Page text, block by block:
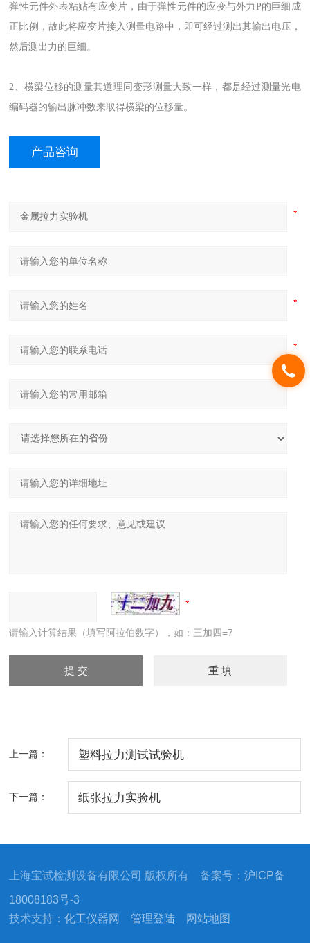
弹性元件外表粘贴有应变片，由于弹性元件的应变与外力P的巨细成
正比例，故此将应变片接入测量电路中，即可经过测出其输出电压，
然后测出力的巨细。
2、横梁位移的测量其道理同变形测量大致一样，都是经过测量光电
编码器的输出脉冲数来取得横梁的位移量。
产品咨询
请输入计算结果（填写阿拉伯数字），如：三加四=7
上一篇： 塑料拉力测试试验机
下一篇： 纸张拉力实验机
上海宝试检测设备有限公司 版权所有 备案号：沪ICP备
18008183号-3
技术支持：化工仪器网 管理登陆 网站地图